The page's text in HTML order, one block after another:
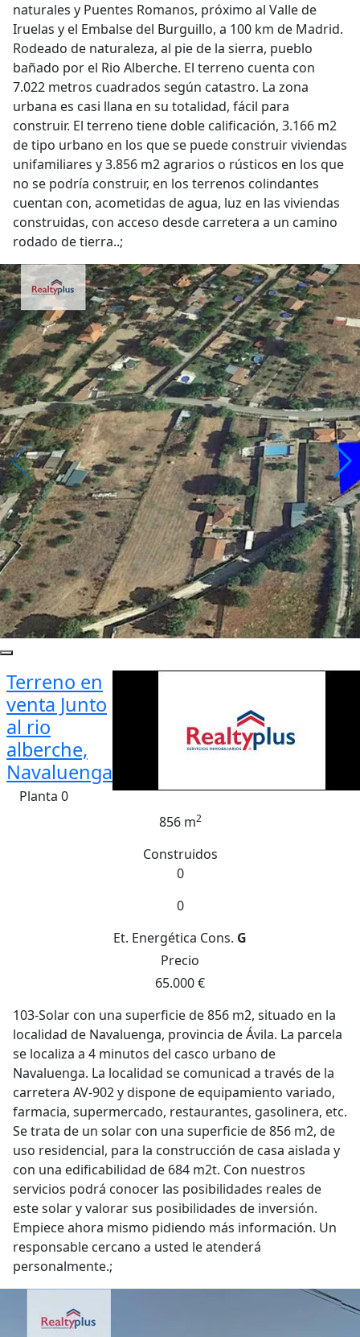
naturales y Puentes Romanos, próximo al Valle de
Iruelas y el Embalse del Burguillo, a 100 km de Madrid.
Rodeado de naturaleza, al pie de la sierra, pueblo
bañado por el Rio Alberche. El terreno cuenta con
7.022 metros cuadrados según catastro. La zona
urbana es casi llana en su totalidad, fácil para
construir. El terreno tiene doble calificación, 3.166 m2
de tipo urbano en los que se puede construir viviendas
unifamiliares y 3.856 m2 agrarios o rústicos en los que
no se podría construir, en los terrenos colindantes
cuentan con, acometidas de agua, luz en las viviendas
construidas, con acceso desde carretera a un camino
rodado de tierra..;
Terreno en
venta Junto
al rio
alberche,
Navaluenga
Planta 0
856 m2
Construidos
0
0
Et. Energética Cons. G
Precio
65.000 €
103-Solar con una superficie de 856 m2, situado en la
localidad de Navaluenga, provincia de Ávila. La parcela
se localiza a 4 minutos del casco urbano de
Navaluenga. La localidad se comunicad a través de la
carretera AV-902 y dispone de equipamiento variado,
farmacia, supermercado, restaurantes, gasolinera, etc.
Se trata de un solar con una superficie de 856 m2, de
uso residencial, para la construcción de casa aislada y
con una edificabilidad de 684 m2t. Con nuestros
servicios podrá conocer las posibilidades reales de
este solar y valorar sus posibilidades de inversión.
Empiece ahora mismo pidiendo más información. Un
responsable cercano a usted le atenderá
personalmente.;